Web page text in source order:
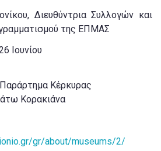
Διευθύντρια Συλλογών και
της ΕΠΜΑΣ
Ιουνίου
Κέρκυρας
Κορακιάνα
gr/about/museums/2/